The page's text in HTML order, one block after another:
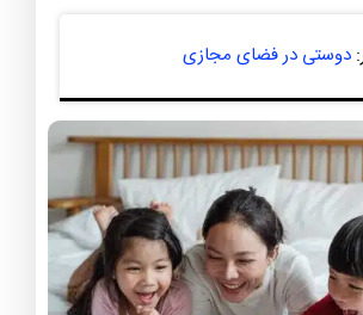
دوستی در فضای مجازی